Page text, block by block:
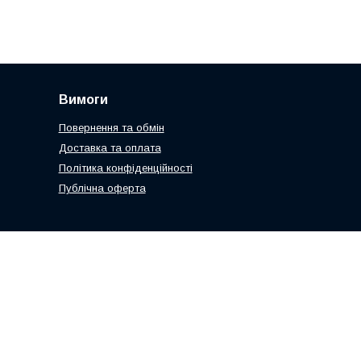
Вимоги
Повернення та обмін
Доставка та оплата
Політика конфіденційності
Публічна оферта